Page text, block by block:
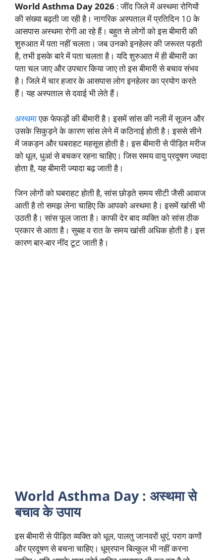
World Asthma Day 2026 : जींद जिले में अस्थमा रोगियों
की संख्या बढ़ती जा रही है। नागरिक अस्पताल में प्रतिदिन 10 के
आसपास अस्थमा रोगी आ रहे हैं। बहुत से लोगों को इस बीमारी की
शुरुआत में पता नहीं चलता। जब उनको इनहेलर की जरूरत पड़ती
है, तभी इसके बारे में पता चलता है। यदि शुरुआत में ही बीमारी का
पता चल जाए और उपचार किया जाए तो इस बीमारी से बचाव संभव
है। जिले में चार हजार के आसपास लोग इनहेलर का प्रयोग करते
हैं। यह अस्पताल से दवाई भी लेते हैं।
अस्थमाएक फेफड़ों की बीमारी है। इसमें सांस की नली में सूजन और
उसके सिकुड़ने के कारण सांस लेने में कठिनाई होती है। इससे सीने
में जकड़न और घबराहट महसूस होती है। इस बीमारी से पीड़ित मरीज
को धूल, धुआं से बचकर रहना चाहिए। जिस समय वायु प्रदूषण ज्यादा
होता है, यह बीमारी ज्यादा बढ़ जाती है।
जिन लोगों को घबराहट होती है, सांस छोड़ते समय सीटी जैसी आवाज
आती है तो समझ लेना चाहिए कि आपको अस्थमा है। इसमें खांसी भी
उठती है। सांस फूल जाता है। काफी देर बाद व्यक्ति को सांस ठीक
प्रकार से आता है। सुबह व रात के समय खांसी अधिक होती है। इस
कारण बार-बार नींद टूट जाती है।
World Asthma Day : अस्थमा से
बचाव के उपाय
इस बीमारी से पीड़ित व्यक्ति को धूल, पालतु जानवरों धुएं, पराग कणों
और प्रदूषण से बचना चाहिए। धूम्रपान बिल्कुल भी नहीं करना